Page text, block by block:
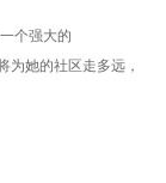
个强大的
她的社区走多远，